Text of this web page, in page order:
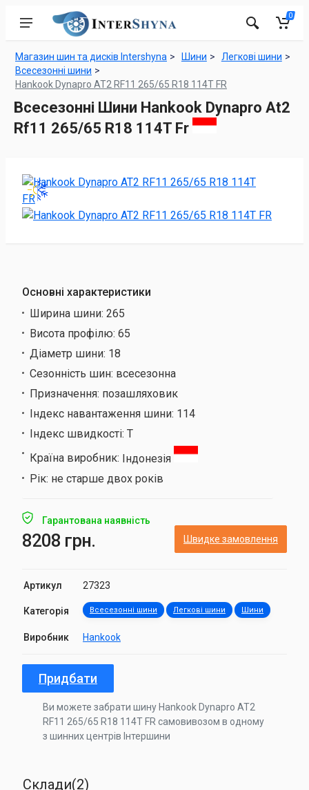
0
Магазин шин та дисків Intershyna Шини
Легкові шини
Всесезонні шини
Hankook Dynapro AT2 RF11 265/65 R18 114T FR
Всесезонні Шини Hankook Dynapro At2
Rf11 265/65 R18 114T Fr
Основні характеристики
Ширина шини: 265
Висота профілю: 65
Діаметр шини: 18
Сезонність шин: всесезонна
Призначення: позашляховик
Індекс навантаження шини: 114
Індекс швидкості: T
Країна виробник: Індонезія
Рік: не старше двох років
Гарантована наявність
8208 грн. Швидке замовлення
Артикул 27323
Категорія Всесезонні шини Легкові шини Шини
Виробник Hankook
Придбати
Ви можете забрати шину Hankook Dynapro AT2
RF11 265/65 R18 114T FR самовивозом в одному
з шинних центрів Інтершини
Склади(2)